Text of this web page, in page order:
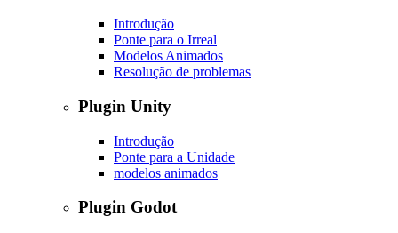
Introdução
Ponte para o Irreal
Modelos Animados
Resolução de problemas
Plugin Unity
Introdução
Ponte para a Unidade
modelos animados
Plugin Godot